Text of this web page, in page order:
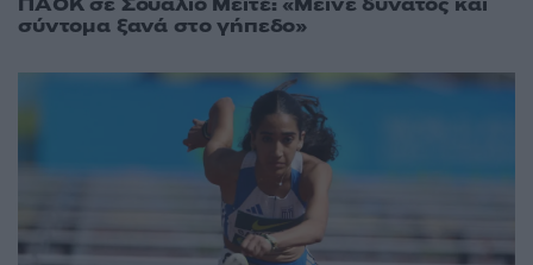
σύντομα ξανά στο γήπεδο»